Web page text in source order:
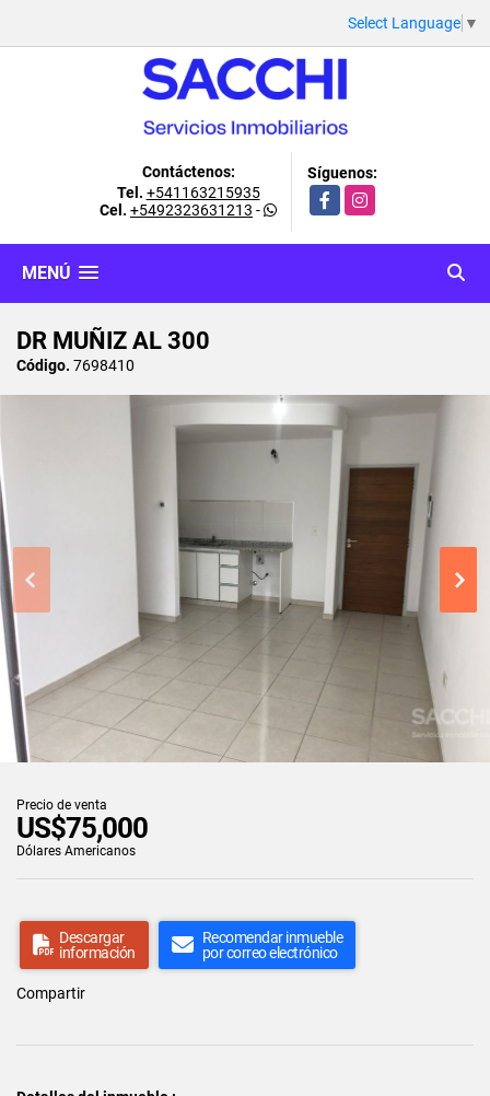
Select Language ▼
Contáctenos:
Tel. +541163215935
Cel. +5492323631213 -
Síguenos:
FacebookInstagram
MENÚ
DR MUÑIZ AL 300
Código. 7698410
Precio de venta
US$75,000
Dólares Americanos
Descargar
información
Recomendar inmueble
por correo electrónico
Compartir